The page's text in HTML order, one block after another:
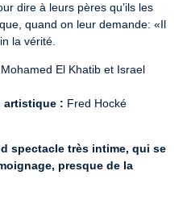
dire à leurs pères qu’ils les
quand on leur demande: «Il
la vérité.
Mohamed El Khatib et Israel
artistique :
spectacle très intime, qui se
presque de la